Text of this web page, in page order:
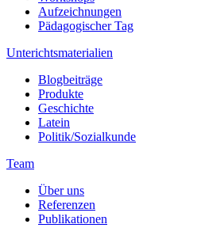
Aufzeichnungen
Pädagogischer Tag
Unterichtsmaterialien
Blogbeiträge
Produkte
Geschichte
Latein
Politik/Sozialkunde
Team
Über uns
Referenzen
Publikationen